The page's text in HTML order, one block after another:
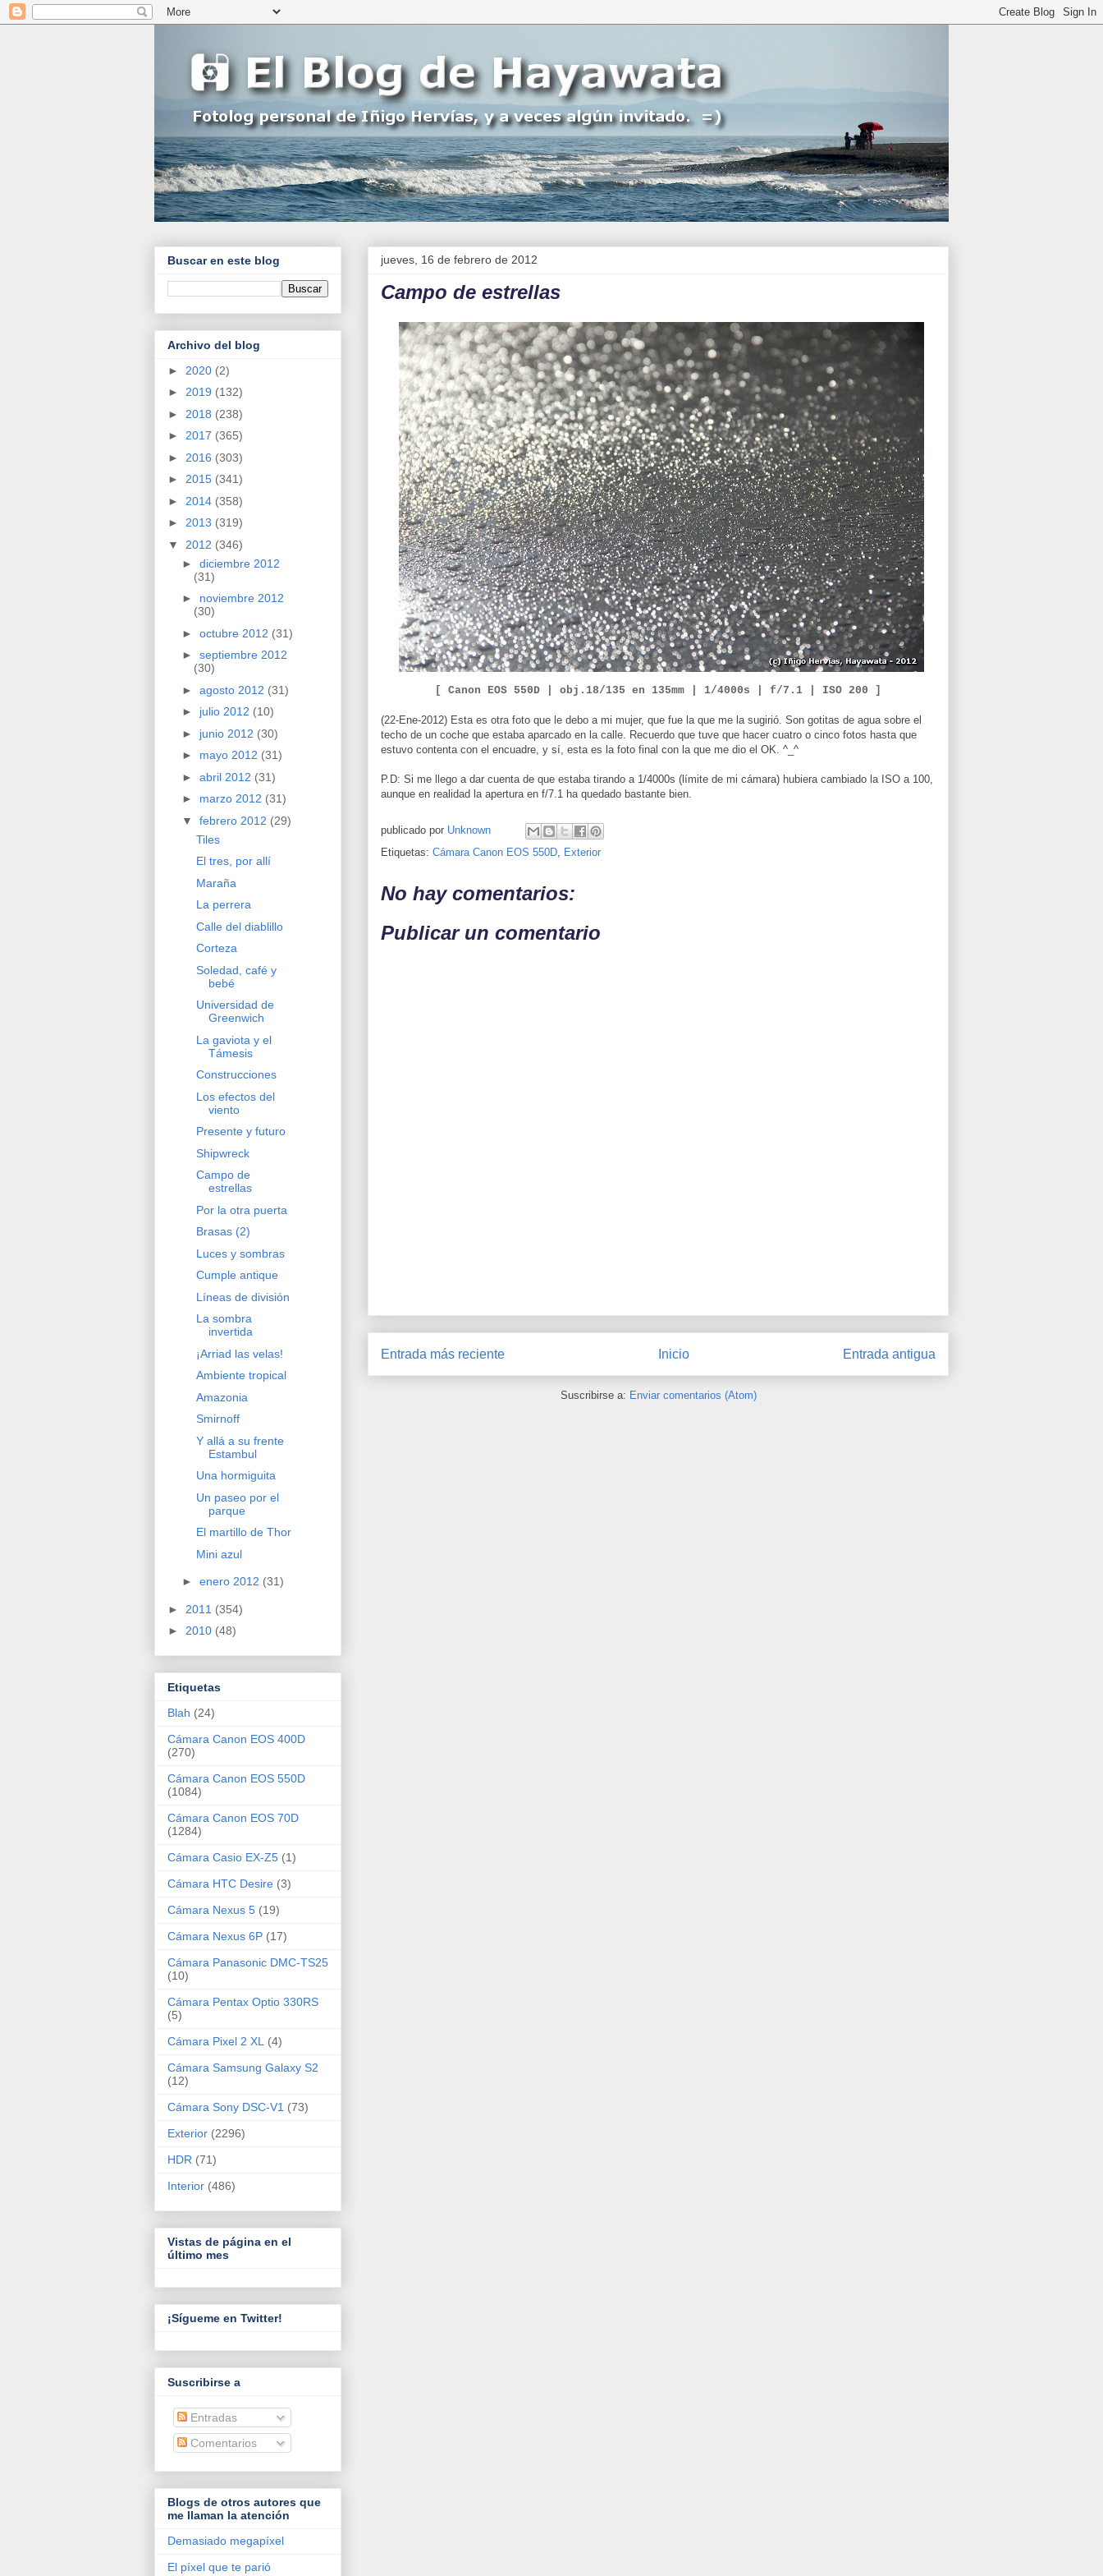
jueves, 16 de febrero de 2012
Campo de estrellas
[ Canon EOS 550D | obj.18/135 en 135mm | 1/4000s | f/7.1 | ISO 200 ]
(22-Ene-2012) Esta es otra foto que le debo a mi mujer, que fue la que me la sugirió. Son gotitas de agua sobre el
techo de un coche que estaba aparcado en la calle. Recuerdo que tuve que hacer cuatro o cinco fotos hasta que
estuvo contenta con el encuadre, y sí, esta es la foto final con la que me dio el OK. ^_^
P.D: Si me llego a dar cuenta de que estaba tirando a 1/4000s (límite de mi cámara) hubiera cambiado la ISO a 100,
aunque en realidad la apertura en f/7.1 ha quedado bastante bien.
publicado por Unknown
Etiquetas: Cámara Canon EOS 550D, Exterior
No hay comentarios:
Publicar un comentario
Entrada más reciente Entrada antigua
Inicio
Suscribirse a: Enviar comentarios (Atom)
Buscar en este blog
Archivo del blog
► 2020 (2)
► 2019 (132)
► 2018 (238)
► 2017 (365)
► 2016 (303)
► 2015 (341)
► 2014 (358)
► 2013 (319)
▼ 2012 (346)
► diciembre 2012
(31)
► noviembre 2012
(30)
► octubre 2012 (31)
► septiembre 2012
(30)
► agosto 2012 (31)
► julio 2012 (10)
► junio 2012 (30)
► mayo 2012 (31)
► abril 2012 (31)
► marzo 2012 (31)
▼ febrero 2012 (29)
Tiles
El tres, por allí
Maraña
La perrera
Calle del diablillo
Corteza
Soledad, café y
bebé
Universidad de
Greenwich
La gaviota y el
Támesis
Construcciones
Los efectos del
viento
Presente y futuro
Shipwreck
Campo de
estrellas
Por la otra puerta
Brasas (2)
Luces y sombras
Cumple antique
Líneas de división
La sombra
invertida
¡Arriad las velas!
Ambiente tropical
Amazonia
Smirnoff
Y allá a su frente
Estambul
Una hormiguita
Un paseo por el
parque
El martillo de Thor
Mini azul
► enero 2012 (31)
► 2011 (354)
► 2010 (48)
Etiquetas
Blah (24)
Cámara Canon EOS 400D
(270)
Cámara Canon EOS 550D
(1084)
Cámara Canon EOS 70D
(1284)
Cámara Casio EX-Z5 (1)
Cámara HTC Desire (3)
Cámara Nexus 5 (19)
Cámara Nexus 6P (17)
Cámara Panasonic DMC-TS25
(10)
Cámara Pentax Optio 330RS
(5)
Cámara Pixel 2 XL
(4)
Cámara Samsung Galaxy S2
(12)
Cámara Sony DSC-V1 (73)
Exterior (2296)
HDR (71)
Interior (486)
Vistas de página en el
último mes
¡Sígueme en Twitter!
Suscribirse a
Entradas
Comentarios
Blogs de otros autores que
me llaman la atención
Demasiado megapíxel
El píxel que te parió